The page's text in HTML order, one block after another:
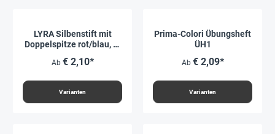
LYRA Silbenstift mit
Doppelspitze rot/blau, 3-
Ab € 2,10*
Varianten
Prima-Colori Übungsheft
ÜH1
Ab € 2,09*
Varianten